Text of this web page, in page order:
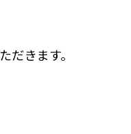
きます。